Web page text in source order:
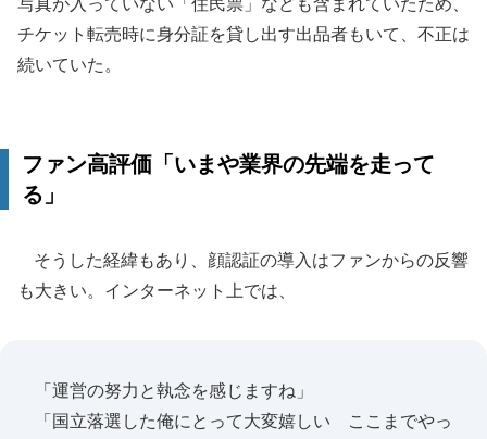
チケット転売時に身分証を貸し出す出品者もいて、不正は
続いていた。
ファン高評価「いまや業界の先端を走って
る」
そうした経緯もあり、顔認証の導入はファンからの反響
も大きい。インターネット上では、
「運営の努力と執念を感じますね」
「国立落選した俺にとって大変嬉しい ここまでやっ